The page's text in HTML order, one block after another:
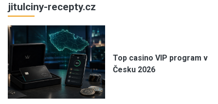
jitulciny-recepty.cz
Top casino VIP program v
Česku 2026